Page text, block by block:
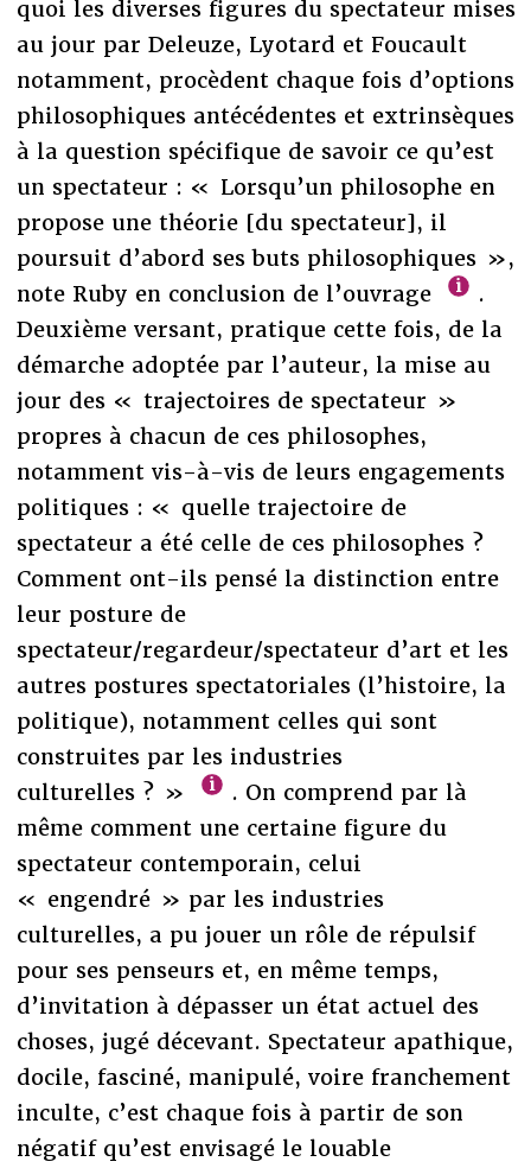
quoi les diverses figures du spectateur mises
au jour par Deleuze, Lyotard et Foucault
notamment, procèdent chaque fois d’options
philosophiques antécédentes et extrinsèques
à la question spécifique de savoir ce qu’est
un spectateur : « Lorsqu’un philosophe en
propose une théorie [du spectateur], il
poursuit d’abord ses buts philosophiques »,
note Ruby en conclusion de l’ouvrage
.
Deuxième versant, pratique cette fois, de la
démarche adoptée par l’auteur, la mise au
jour des « trajectoires de spectateur »
propres à chacun de ces philosophes,
notamment vis-à-vis de leurs engagements
politiques : « quelle trajectoire de
spectateur a été celle de ces philosophes ?
Comment ont-ils pensé la distinction entre
leur posture de
spectateur/regardeur/spectateur d’art et les
autres postures spectatoriales (l’histoire, la
politique), notamment celles qui sont
construites par les industries
culturelles ? »
. On comprend par là
même comment une certaine figure du
spectateur contemporain, celui
« engendré » par les industries
culturelles, a pu jouer un rôle de répulsif
pour ses penseurs et, en même temps,
d’invitation à dépasser un état actuel des
choses, jugé décevant. Spectateur apathique,
docile, fasciné, manipulé, voire franchement
inculte, c’est chaque fois à partir de son
négatif qu’est envisagé le louable